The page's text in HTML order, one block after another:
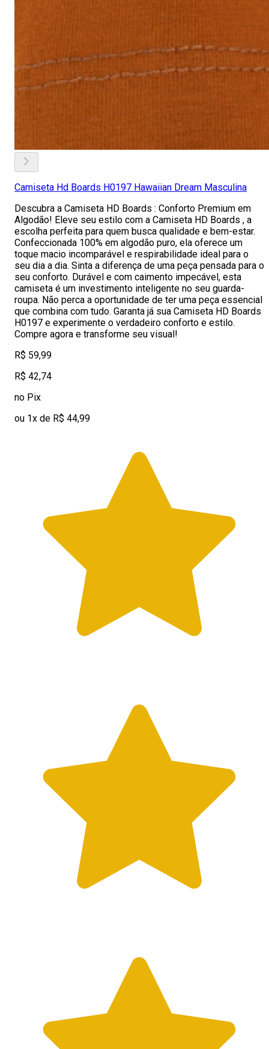
Camiseta Hd Boards H0197 Hawaiian Dream Masculina
Descubra a Camiseta HD Boards : Conforto Premium em
Algodão! Eleve seu estilo com a Camiseta HD Boards , a
escolha perfeita para quem busca qualidade e bem-estar.
Confeccionada 100% em algodão puro, ela oferece um
toque macio incomparável e respirabilidade ideal para o
seu dia a dia. Sinta a diferença de uma peça pensada para o
seu conforto. Durável e com caimento impecável, esta
camiseta é um investimento inteligente no seu guarda-
roupa. Não perca a oportunidade de ter uma peça essencial
que combina com tudo. Garanta já sua Camiseta HD Boards
H0197 e experimente o verdadeiro conforto e estilo.
Compre agora e transforme seu visual!
R$ 59,99
R$ 42,74
no Pix
ou 1x de R$ 44,99